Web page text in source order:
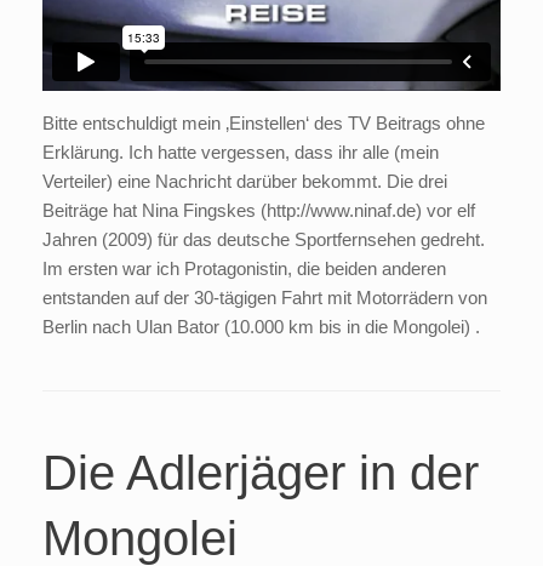
Bitte entschuldigt mein ‚Einstellen‘ des TV Beitrags ohne
Erklärung. Ich hatte vergessen, dass ihr alle (mein
Verteiler) eine Nachricht darüber bekommt. Die drei
Beiträge hat Nina Fingskes (http://www.ninaf.de) vor elf
Jahren (2009) für das deutsche Sportfernsehen gedreht.
Im ersten war ich Protagonistin, die beiden anderen
entstanden auf der 30-tägigen Fahrt mit Motorrädern von
Berlin nach Ulan Bator (10.000 km bis in die Mongolei) .
Die Adlerjäger in der
Mongolei